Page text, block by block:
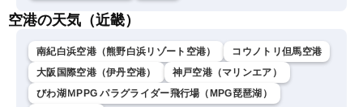
空港の天気（近畿）
南紀白浜空港（熊野白浜リゾート空港）
コウノトリ但馬空港
大阪国際空港（伊丹空港）
神戸空港（マリンエア）
びわ湖ＭPPG パラグライダー飛行場（MPG琵琶湖）